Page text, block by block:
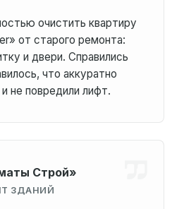
очистить квартиру
от старого ремонта:
и двери. Справились
что аккуратно
не повредили лифт.
Строй»
ЗДАНИЙ